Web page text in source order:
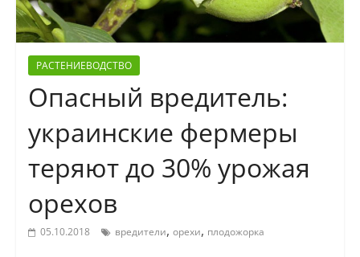
РАСТЕНИЕВОДСТВО
Опасный вредитель:
украинские фермеры
теряют до 30% урожая
орехов
05.10.2018 вредители, орехи, плодожорка